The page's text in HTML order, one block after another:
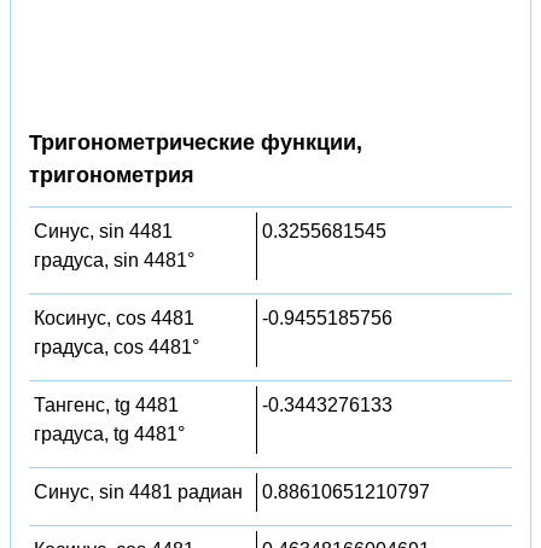
Тригонометрические функции,
тригонометрия
Синус, sin 4481
градуса, sin 4481°
0.3255681545
Косинус, cos 4481
градуса, cos 4481°
-0.9455185756
Тангенс, tg 4481
градуса, tg 4481°
-0.3443276133
Синус, sin 4481 радиан 0.88610651210797